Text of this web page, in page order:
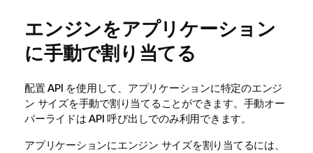
エンジンをアプリケーション
に手動で割り当てる
配置 API を使用して、アプリケーションに特定のエンジ
ン サイズを手動で割り当てることができます。手動オー
バーライドは API 呼び出しでのみ利用できます。
アプリケーションにエンジン サイズを割り当てるには、